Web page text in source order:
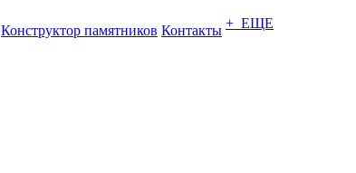
Конструктор памятников Контакты + ЕЩЕ